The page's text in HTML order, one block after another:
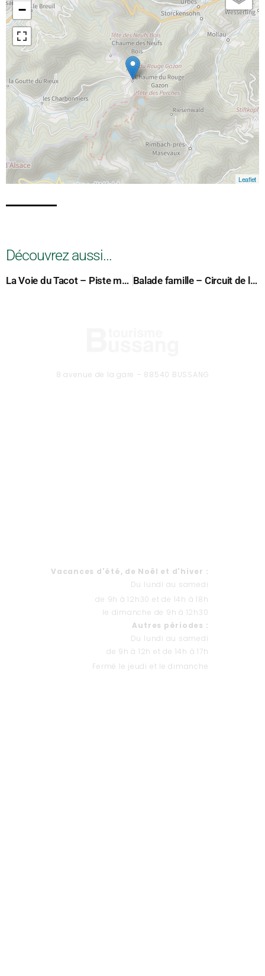
−
Leaflet
Découvrez aussi...
La Voie du Tacot – Piste multi-activités Balade famille – Circuit de la Grand Roche
8 avenue de la gare – 88540 BUSSANG
Vacances d'été, de Noël et d'hiver :
Du lundi au samedi
de 9h à 12h30 et de 14h à 18h
le dimanche de 9h à 12h30
Autres périodes :
Du lundi au samedi
de 9h à 12h et de 14h à 17h
Fermé le jeudi et le dimanche